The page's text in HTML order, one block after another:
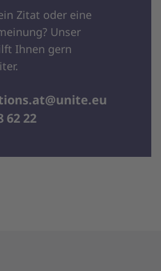
Zitat oder eine
Unser
Ihnen gern
62 22